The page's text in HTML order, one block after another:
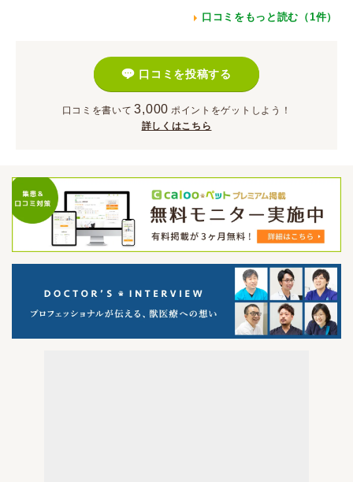
口コミをもっと読む（1件）
口コミを投稿する
口コミを書いて 3,000 ポイント をゲットしよう！
詳しくはこちら